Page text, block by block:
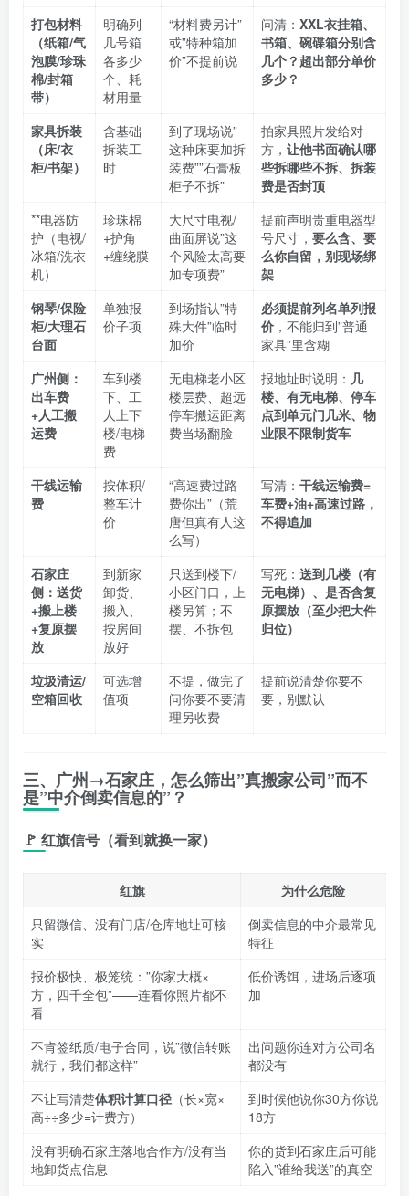
打包材料
（纸箱/气
泡膜/珍珠
棉/封箱
带）
明确列
几号箱
各多少
个、耗
材用量
“材料费另计”
或”特种箱加
价”不提前说
问清： XXL衣挂箱、
书箱、碗碟箱分别含
几个？超出部分单价
多少？
家具拆装
（床/衣
柜/书架）
含基础
拆装工
时
到了现场说”
这种床要加拆
装费””石膏板
柜子不拆”
拍家具照片发给对
方， 让他书面确认哪
些拆哪些不拆、拆装
费是否封顶
**电器防
护（电视/
冰箱/洗衣
机）
珍珠棉
+护角
+缠绕膜
大尺寸电视/
曲面屏说”这
个风险太高要
加专项费”
提前声明贵重电器型
号尺寸， 要么含、要
么你自留，别现场绑
架
钢琴/保险
柜/大理石
台面
单独报
价子项
到场指认”特
殊大件”临时
加价
必须提前列名单列报
价 ，不能归到”普通
家具”里含糊
广州侧：
出车费
+人工搬
运费
车到楼
下、工
人上下
楼/电梯
费
无电梯老小区
楼层费、超远
停车搬运距离
费当场翻脸
报地址时说明： 几
楼、有无电梯、停车
点到单元门几米、物
业限不限制货车
干线运输
费
按体积/
整车计
价
“高速费过路
费你出”（荒
唐但真有人这
么写）
写清： 干线运输费=
车费+油+高速过路，
不得追加
石家庄
侧：送货
+搬上楼
+复原摆
放
到新家
卸货、
搬入、
按房间
放好
只送到楼下/
小区门口，上
楼另算；不
摆、不拆包
写死： 送到几楼（有
无电梯）、是否含复
原摆放（至少把大件
归位）
垃圾清运/
空箱回收
可选增
值项
不提，做完了
问你要不要清
理另收费
提前说清楚你要不
要，别默认
三、广州→石家庄，怎么筛出”真搬家公司”而不
是”中介倒卖信息的”？
🚩 红旗信号（看到就换一家）
红旗
为什么危险
只留微信、没有门店/仓库地址可核
实
倒卖信息的中介最常见
特征
报价极快、极笼统：”你家大概×
方，四千全包”——连看你照片都不
看
低价诱饵，进场后逐项
加
不肯签纸质/电子合同，说”微信转账
就行，我们都这样”
出问题你连对方公司名
都没有
不让写清楚体积计算口径 （长×宽×
高÷÷多少=计费方）
到时候他说你30方你说
18方
没有明确石家庄落地合作方/没有当
地卸货点信息
你的货到石家庄后可能
陷入”谁给我送”的真空